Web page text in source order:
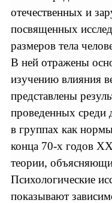
отечественных и
посвященных
размеров тела
В ней отражены
изучению влияния
представлены
проведенных среди
в группах как
конца 70-х годов
теории,
Психологические
показывают